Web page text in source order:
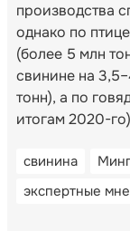
производства
однако по
(более 5 млн
свинине на
тонн), а по
итогам 2020-
свинина
экспертные